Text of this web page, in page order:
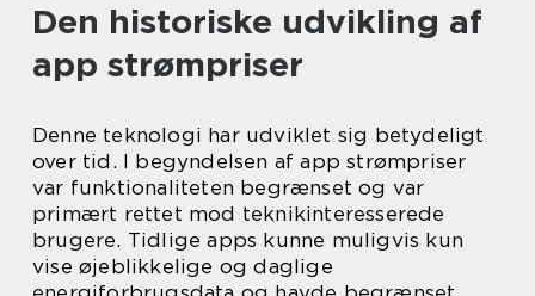
Den historiske udvikling af
app strømpriser
Denne teknologi har udviklet sig betydeligt
over tid. I begyndelsen af app strømpriser
var funktionaliteten begrænset og var
primært rettet mod teknikinteresserede
brugere. Tidlige apps kunne muligvis kun
vise øjeblikkelige og daglige